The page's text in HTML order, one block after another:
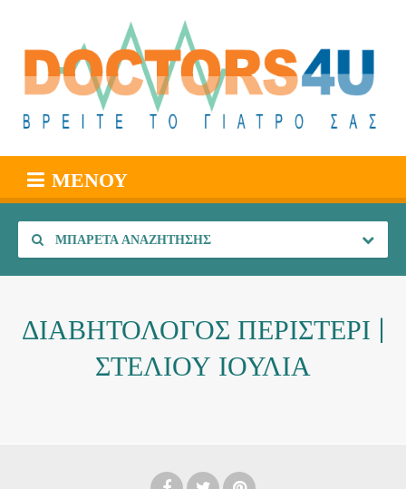
ΜΕΝΟΎ
ΜΠΑΡΈΤΑ ΑΝΑΖΉΤΗΣΗΣ
ΔΙΑΒΗΤΟΛΟΓΟΣ ΠΕΡΙΣΤΕΡΙ |
ΣΤΕΛΙΟΥ ΙΟΥΛΙΑ